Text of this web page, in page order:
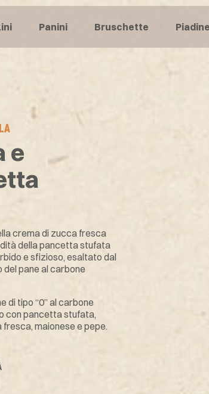
Panini Bruschette Piadine
e
crema di zucca fresca
della pancetta stufata
e sfizioso, esaltato dal
pane al carbone
di tipo “0” al carbone
con pancetta stufata,
maionese e pepe.